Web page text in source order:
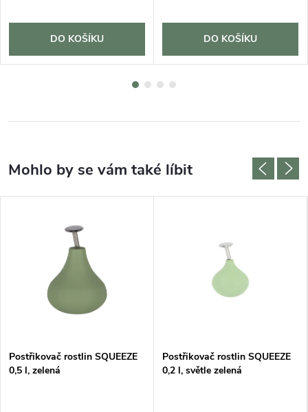
DO KOŠÍKU DO KOŠÍKU
Postřikovač rostlin SQUEEZE
0,5 l, zelená
Postřikovač rostlin SQUEEZE
0,2 l, světle zelená